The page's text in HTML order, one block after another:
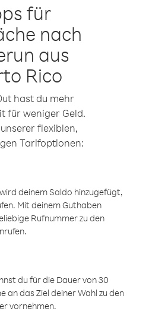
für
nach
aus
Rico
hast du mehr
für weniger Geld.
flexiblen,
Tarifoptionen:
deinem Saldo hinzugefügt,
Mit deinem Guthaben
Rufnummer zu den
du für die Dauer von 30
an das Ziel deiner Wahl zu den
vornehmen.